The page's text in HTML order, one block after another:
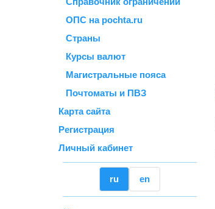
ОПС на pochta.ru
Страны
Курсы валют
Магистральные пояса
Почтоматы и ПВЗ
Карта сайта
Регистрация
Личный кабинет
ru en